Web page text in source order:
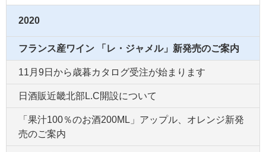
2020
フランス産ワイン 「レ・ジャメル」新発売のご案内
11月9日から歳暮カタログ受注が始まります
日酒販近畿北部L.C開設について
「果汁100％のお酒200ML」アップル、オレンジ新発
売のご案内